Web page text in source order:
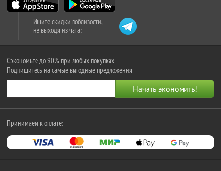
Ищите скидки поблизости,
не выходя из чата:
Сэкономьте до 90% при любых покупках
Подпишитесь на самые выгодные предложения
Принимаем к оплате: